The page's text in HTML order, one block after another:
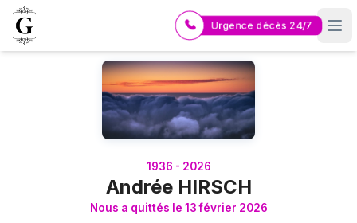
Logo Pompes Funèbres GUERIN
Urgence décès 24/7
1936 - 2026
Andrée HIRSCH
Nous a quittés le 13 février 2026